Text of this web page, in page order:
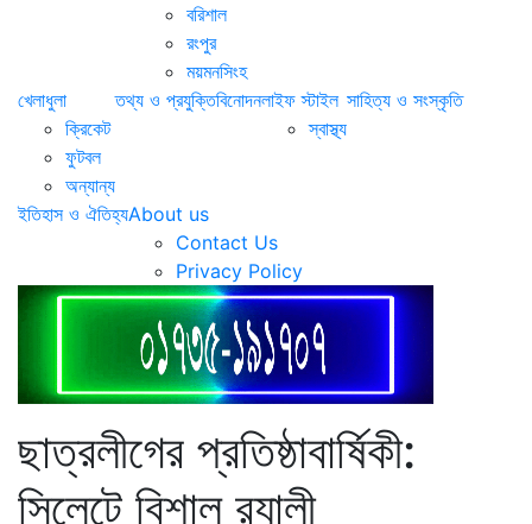
বরিশাল
রংপুর
ময়মনসিংহ
খেলাধুলা
ক্রিকেট
ফুটবল
অন্যান্য
তথ্য ও প্রযুক্তিবিনোদনলাইফ স্টাইল
স্বাস্থ্য
সাহিত্য ও সংস্কৃতি
ইতিহাস ও ঐতিহ্যAbout us
Contact Us
Privacy Policy
ছাত্রলীগের প্রতিষ্ঠাবার্ষিকী:
সিলেটে বিশাল র‌্যালী